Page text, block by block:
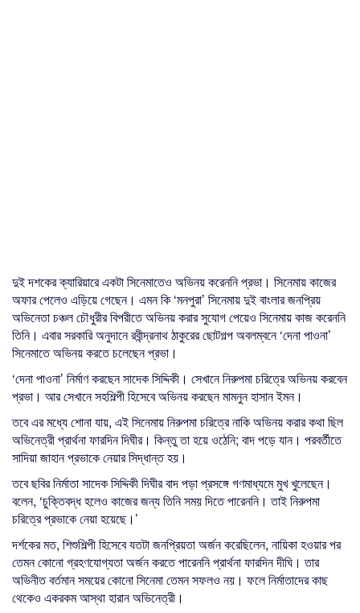
দুই দশকের ক্যারিয়ারে একটা সিনেমাতেও অভিনয় করেননি প্রভা। সিনেমায় কাজের
অফার পেলেও এড়িয়ে গেছেন। এমন কি ‘মনপুরা’ সিনেমায় দুই বাংলার জনপ্রিয়
অভিনেতা চঞ্চল চৌধুরীর বিপরীতে অভিনয় করার সুযোগ পেয়েও সিনেমায় কাজ করেননি
তিনি। এবার সরকারি অনুদানে রবীন্দ্রনাথ ঠাকুরের ছোটগল্প অবলম্বনে ‘দেনা পাওনা’
সিনেমাতে অভিনয় করতে চলেছেন প্রভা।
‘দেনা পাওনা’ নির্মাণ করছেন সাদেক সিদ্দিকী। সেখানে নিরুপমা চরিত্রে অভিনয় করবেন
প্রভা। আর সেখানে সহশিল্পী হিসেবে অভিনয় করছেন মামনুন হাসান ইমন।
তবে এর মধ্যে শোনা যায়, এই সিনেমায় নিরুপমা চরিত্রে নাকি অভিনয় করার কথা ছিল
অভিনেত্রী প্রার্থনা ফারদিন দিঘীর। কিন্তু তা হয়ে ওঠেনি; বাদ পড়ে যান। পরবর্তীতে
সাদিয়া জাহান প্রভাকে নেয়ার সিদ্ধান্ত হয়।
তবে ছবির নির্মাতা সাদেক সিদ্দিকী দিঘীর বাদ পড়া প্রসঙ্গে গণমাধ্যমে মুখ খুলেছেন।
বলেন, ‘চুক্তিবদ্ধ হলেও কাজের জন্য তিনি সময় দিতে পারেননি। তাই নিরুপমা
চরিত্রে প্রভাকে নেয়া হয়েছে।’
দর্শকের মত, শিশুশিল্পী হিসেবে যতটা জনপ্রিয়তা অর্জন করেছিলেন, নায়িকা হওয়ার পর
তেমন কোনো গ্রহণযোগ্যতা অর্জন করতে পারেননি প্রার্থনা ফারদিন দীঘি। তার
অভিনীত বর্তমান সময়ের কোনো সিনেমা তেমন সফলও নয়। ফলে নির্মাতাদের কাছ
থেকেও একরকম আস্থা হারান অভিনেত্রী।